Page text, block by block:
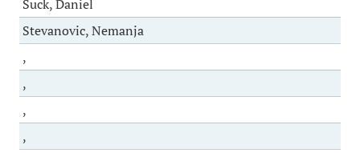
Suck, Daniel
Stevanovic, Nemanja
,
,
,
,